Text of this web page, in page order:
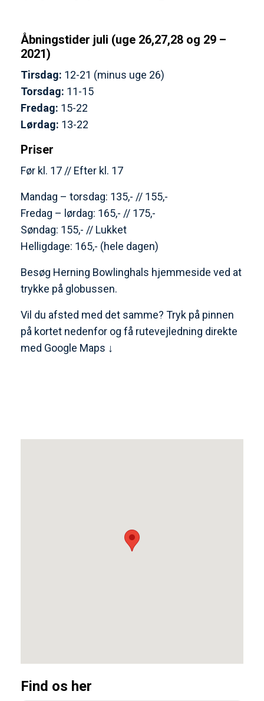
Åbningstider juli (uge 26,27,28 og 29 –
2021)
Tirsdag: 12-21 (minus uge 26)
Torsdag: 11-15
Fredag: 15-22
Lørdag: 13-22
Priser
Før kl. 17 // Efter kl. 17
Mandag – torsdag: 135,- // 155,-
Fredag – lørdag: 165,- // 175,-
Søndag: 155,- // Lukket
Helligdage: 165,- (hele dagen)
Besøg Herning Bowlinghals hjemmeside ved at
trykke på globussen.
Vil du afsted med det samme? Tryk på pinnen
på kortet nedenfor og få rutevejledning direkte
med Google Maps ↓
Find os her